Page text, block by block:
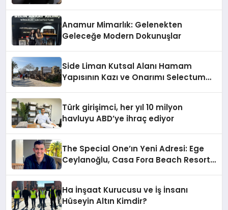
Anamur Mimarlık: Gelenekten
Geleceğe Modern Dokunuşlar
Side Liman Kutsal Alanı Hamam
Yapısının Kazı ve Onarımı Selectum
Türk girişimci, her yıl 10 milyon
havluyu ABD’ye ihraç ediyor
The Special One’ın Yeni Adresi: Ege
Ceylanoğlu, Casa Fora Beach Resort
Ha İnşaat Kurucusu ve İş İnsanı
Hüseyin Altın Kimdir?